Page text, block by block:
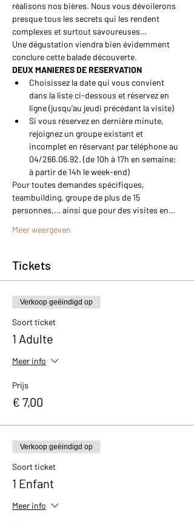
réalisons nos bières. Nous vous dévoilerons
presque tous les secrets qui les rendent
complexes et surtout savoureuses…
Une dégustation viendra bien évidemment
conclure cette balade découverte.
DEUX MANIERES DE RESERVATION
Choisissez la date qui vous convient
dans la liste ci-dessous et réservez en
ligne (jusqu’au jeudi précédant la visite)
Si vous réservez en dernière minute,
rejoignez un groupe existant et
incomplet en réservant par téléphone au
04/266.06.92. (de 10h à 17h en semaine;
à partir de 14h le week-end)
Pour toutes demandes spécifiques,
teambuilding, groupe de plus de 15
personnes,… ainsi que pour des visites en…
Meer weergeven
Tickets
Verkoop geëindigd op
Soort ticket
1 Adulte
Meer info
Prijs
€ 7,00
Verkoop geëindigd op
Soort ticket
1 Enfant
Meer info